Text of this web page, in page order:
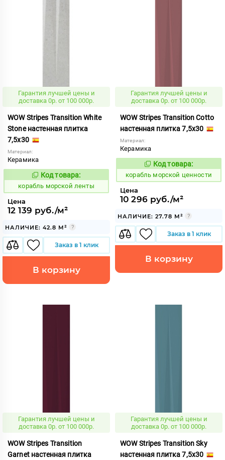
Гарантия лучшей цены и
доставка 0р. от 100 000р.
WOW Stripes Transition White
Stone настенная плитка
7,5x30
Материал:
Керамика
773168
Код товара:
корабль морской ленты
Цена
12 139 руб./м²
НАЛИЧИЕ: 42.8 М²
Заказ в 1 клик
В корзину
Гарантия лучшей цены и
доставка 0р. от 100 000р.
WOW Stripes Transition Cotto
настенная плитка 7,5x30
Материал:
Керамика
773242
Код товара:
корабль морской ценности
Цена
10 296 руб./м²
НАЛИЧИЕ: 27.78 М²
Заказ в 1 клик
В корзину
Гарантия лучшей цены и
доставка 0р. от 100 000р.
WOW Stripes Transition
Garnet настенная плитка
Гарантия лучшей цены и
доставка 0р. от 100 000р.
WOW Stripes Transition Sky
настенная плитка 7,5x30